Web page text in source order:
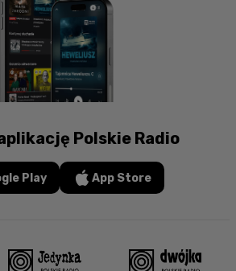
Polskie Radio
Play App Store